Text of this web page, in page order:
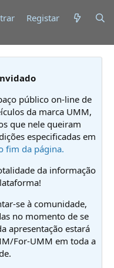
Registar
público on-line de
da marca UMM,
que nele queiram
especificadas em
fim da página.
da informação
se à comunidade,
no momento de se
apresentação estará
For-UMM em toda a